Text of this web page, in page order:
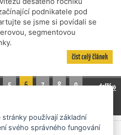
podnikatele pod
se jsme si povídali se
segmentovou
číst celý článek
5 6 7 8 9
…
další »
používají základní
svého správného fungování